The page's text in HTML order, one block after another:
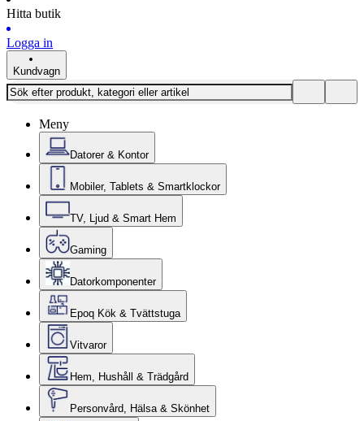
Hitta butik
Logga in
Kundvagn
Meny
Datorer & Kontor
Mobiler, Tablets & Smartklockor
TV, Ljud & Smart Hem
Gaming
Datorkomponenter
Epoq Kök & Tvättstuga
Vitvaror
Hem, Hushåll & Trädgård
Personvård, Hälsa & Skönhet